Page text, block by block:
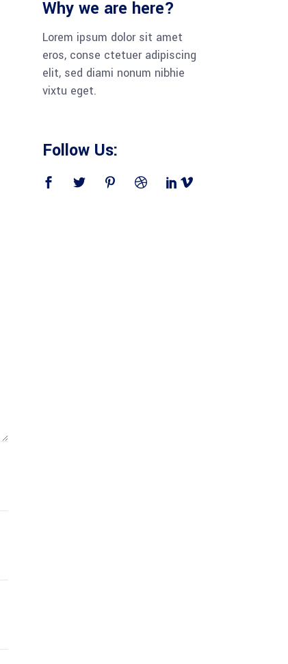
Why we are here?
Lorem ipsum dolor sit amet
eros, conse ctetuer adipiscing
elit, sed diami nonum nibhie
vixtu eget.
Follow Us: